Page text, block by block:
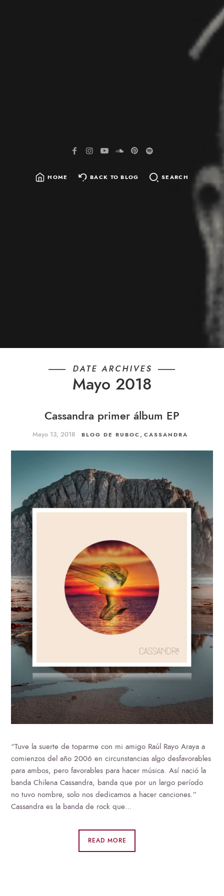
HOME BACK TO BLOG SEARCH
DATE ARCHIVES
Mayo 2018
Cassandra primer álbum EP
Mayo 13, 2018 BLOG DE RUBOC , CASSANDRA
“Tuve la suerte de toparme con mi amigo Raúl Rayo Araya a
comienzos del año 2006 en circunstancias algo desfavorables
para ambos, pero favorables para hacer música. Así nació la
banda Chilena Cassandra, banda que por un largo período
no tuvo nombre, solo nos dedicamos a hacer canciones.”
Cassandra es la banda de rock que…
READ MORE